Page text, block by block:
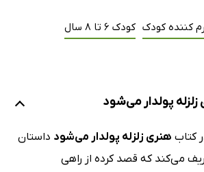
کننده کودک کودک 6 تا 8 سال
پولدار می‌شود
کتاب هنری زلزله پولدار می‌شود داستان
می‌کند که قصد کرده از راهی